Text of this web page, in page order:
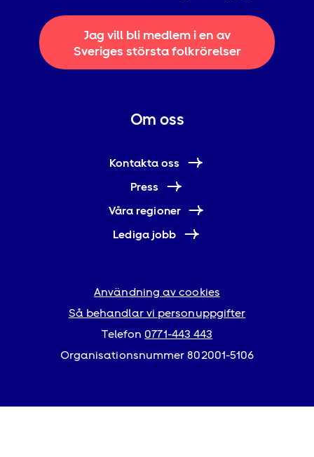
Jag vill bli medlem i en av
Sveriges största folkrörelser
Om oss
Kontakta oss
Press
Våra regioner
Lediga jobb
Användning av cookies
Så behandlar vi personuppgifter
Telefon0771-443 443
Organisationsnummer 802001-5106